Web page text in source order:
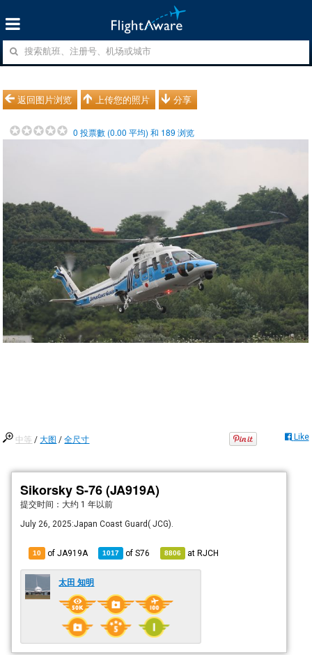
返回图片浏览 上传您的照片 分享
0 投票數 (0.00 平均) 和 189 浏览
中等 /大图 /全尺寸 Like
Sikorsky S-76 (JA919A)
提交时间： 大约 1 年以前
July 26, 2025:Japan Coast Guard( JCG).
10 of JA919A 1017 ofS76 8806 atRJCH
太田 知明